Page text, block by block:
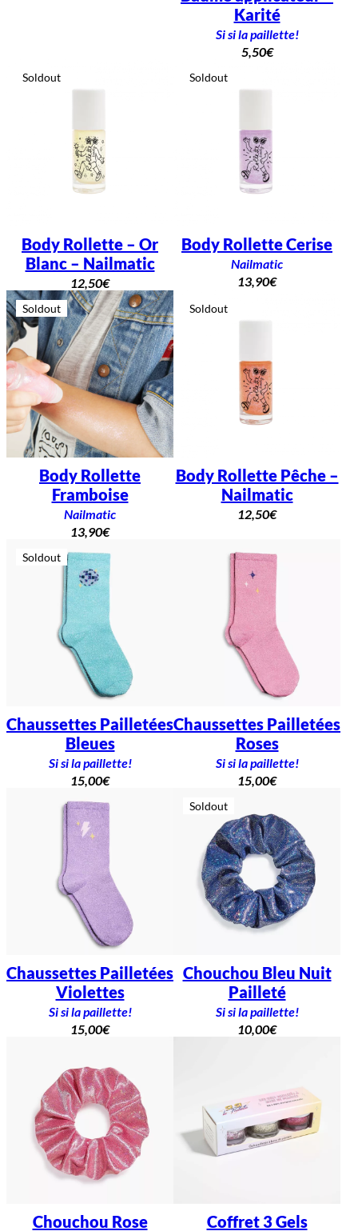
Karité
Si si la paillette!
5,50€
Soldout
Body Rollette – Or
Blanc – Nailmatic
12,50€
Soldout
Body Rollette Cerise
Nailmatic
13,90€
Soldout
Body Rollette
Framboise
Nailmatic
13,90€
Soldout
Body Rollette Pêche –
Nailmatic
12,50€
Soldout
Chaussettes Pailletées
Bleues
Si si la paillette!
15,00€
Chaussettes Pailletées
Roses
Si si la paillette!
15,00€
Chaussettes Pailletées
Violettes
Si si la paillette!
15,00€
Soldout
Chouchou Bleu Nuit
Pailleté
Si si la paillette!
10,00€
Chouchou Rose Coffret 3 Gels